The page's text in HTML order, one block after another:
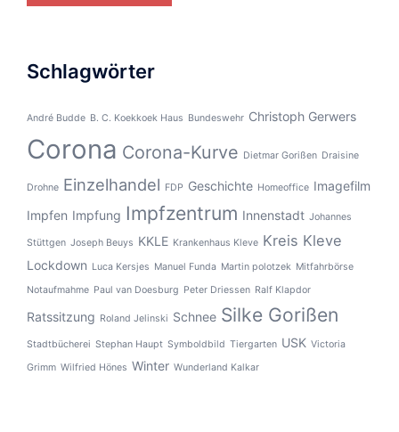
Schlagwörter
André Budde B. C. Koekkoek Haus Bundeswehr Christoph Gerwers
Corona Corona-Kurve Dietmar Gorißen Draisine
Drohne Einzelhandel FDP Geschichte Homeoffice Imagefilm
Impfen Impfung Impfzentrum Innenstadt Johannes
Stüttgen Joseph Beuys KKLE Krankenhaus Kleve Kreis Kleve
Lockdown Luca Kersjes Manuel Funda Martin polotzek Mitfahrbörse
Notaufmahme Paul van Doesburg Peter Driessen Ralf Klapdor
Ratssitzung Roland Jelinski Schnee Silke Gorißen
Stadtbücherei Stephan Haupt Symboldbild Tiergarten USK Victoria
Grimm Wilfried Hönes Winter Wunderland Kalkar